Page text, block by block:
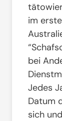
im
bei
Jedes
Datum
sich